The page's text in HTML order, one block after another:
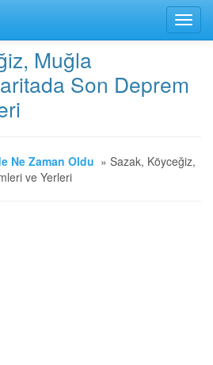
Muğla
Son Deprem
Ne Zaman Oldu » Sazak, Köyceğiz,
ve Yerleri